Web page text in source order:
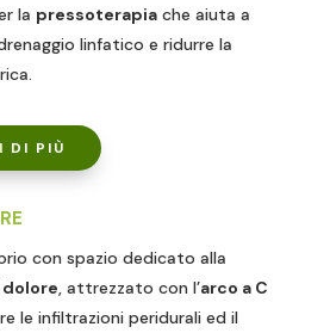
la pressoterapiache aiuta a
linfatico e ridurre la
DI PIÙ
con spazio dedicato alla
, attrezzato con l’arco a C
le infiltrazioni peridurali ed il